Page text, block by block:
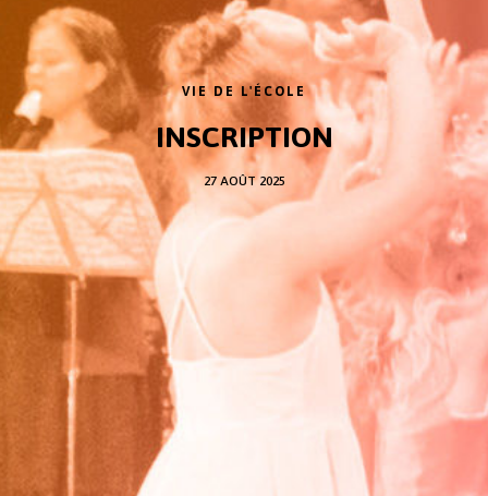
VIE DE L'ÉCOLE
INSCRIPTION
27 AOÛT 2025